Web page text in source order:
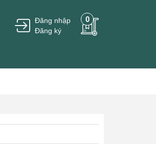
Đăng nhập
Đăng ký
0